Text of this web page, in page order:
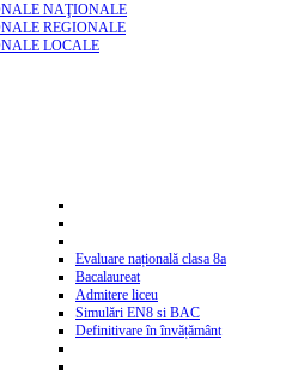
NAŢIONALE
REGIONALE
LOCALE
Evaluare națională clasa 8a
Bacalaureat
Admitere liceu
Simulări EN8 si BAC
Definitivare în învățământ